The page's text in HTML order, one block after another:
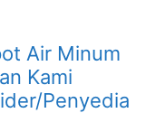
Air Minum
Kami
Penyedia